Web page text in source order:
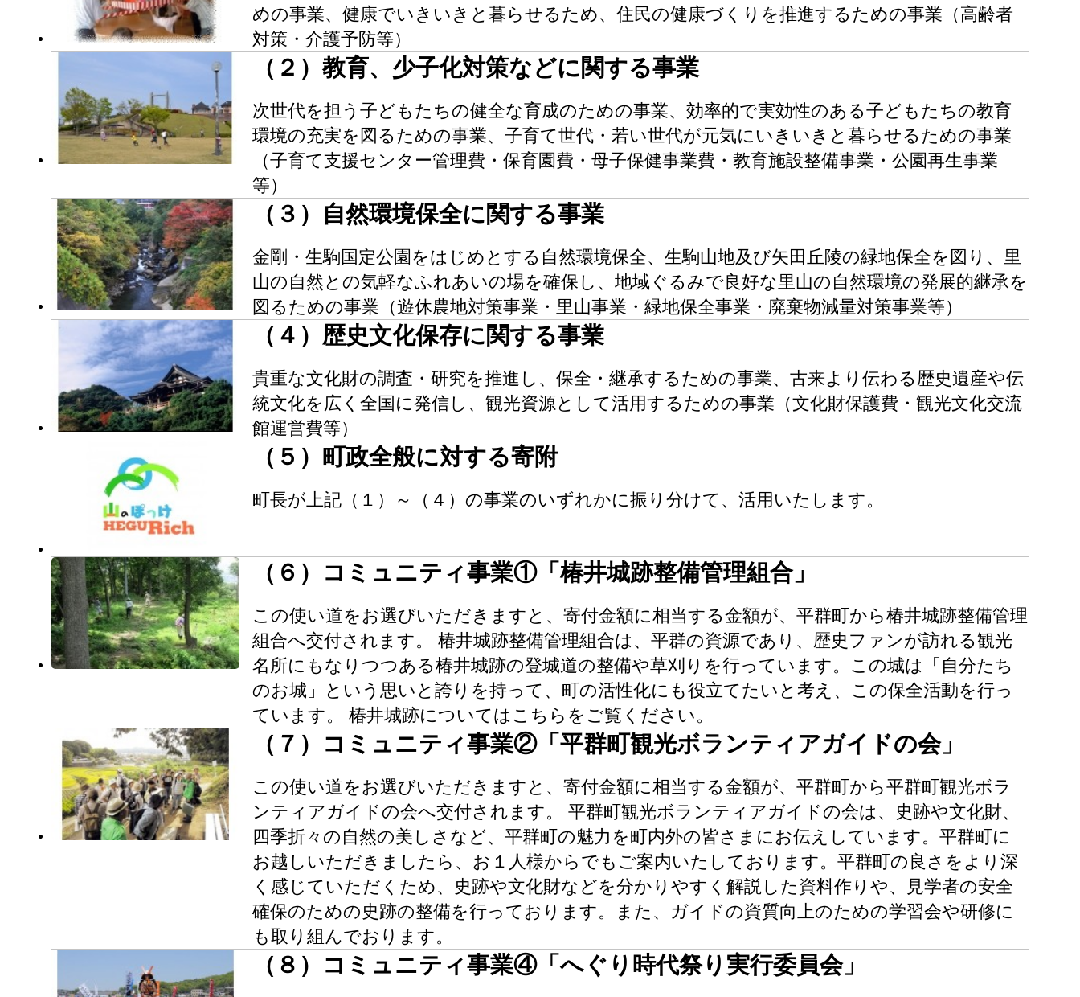
めの事業、健康でいきいきと暮らせるため、住民の健康づくりを推進するための事業（高齢者
対策・介護予防等）
（２）教育、少子化対策などに関する事業
次世代を担う子どもたちの健全な育成のための事業、効率的で実効性のある子どもたちの教育
環境の充実を図るための事業、子育て世代・若い世代が元気にいきいきと暮らせるための事業
（子育て支援センター管理費・保育園費・母子保健事業費・教育施設整備事業・公園再生事業
等）
（３）自然環境保全に関する事業
金剛・生駒国定公園をはじめとする自然環境保全、生駒山地及び矢田丘陵の緑地保全を図り、里
山の自然との気軽なふれあいの場を確保し、地域ぐるみで良好な里山の自然環境の発展的継承を
図るための事業（遊休農地対策事業・里山事業・緑地保全事業・廃棄物減量対策事業等）
（４）歴史文化保存に関する事業
貴重な文化財の調査・研究を推進し、保全・継承するための事業、古来より伝わる歴史遺産や伝
統文化を広く全国に発信し、観光資源として活用するための事業（文化財保護費・観光文化交流
館運営費等）
（５）町政全般に対する寄附
町長が上記（１）～（４）の事業のいずれかに振り分けて、活用いたします。
（６）コミュニティ事業①「椿井城跡整備管理組合」
この使い道をお選びいただきますと、寄付金額に相当する金額が、平群町から椿井城跡整備管理
組合へ交付されます。 椿井城跡整備管理組合は、平群の資源であり、歴史ファンが訪れる観光
名所にもなりつつある椿井城跡の登城道の整備や草刈りを行っています。この城は「自分たち
のお城」という思いと誇りを持って、町の活性化にも役立てたいと考え、この保全活動を行っ
ています。 椿井城跡についてはこちらをご覧ください。
（７）コミュニティ事業②「平群町観光ボランティアガイドの会」
この使い道をお選びいただきますと、寄付金額に相当する金額が、平群町から平群町観光ボラ
ンティアガイドの会へ交付されます。 平群町観光ボランティアガイドの会は、史跡や文化財、
四季折々の自然の美しさなど、平群町の魅力を町内外の皆さまにお伝えしています。平群町に
お越しいただきましたら、お１人様からでもご案内いたしております。平群町の良さをより深
く感じていただくため、史跡や文化財などを分かりやすく解説した資料作りや、見学者の安全
確保のための史跡の整備を行っております。また、ガイドの資質向上のための学習会や研修に
も取り組んでおります。
（８）コミュニティ事業④「へぐり時代祭り実行委員会」